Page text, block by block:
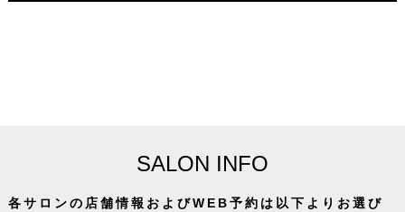
SALON INFO
各サロンの店舗情報およびWEB予約は以下よりお選び